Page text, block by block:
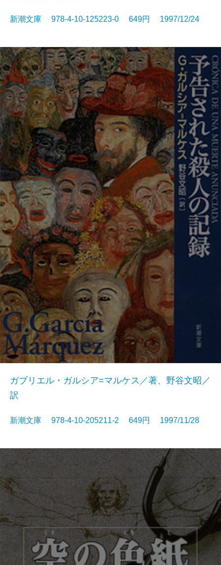
新潮文庫 978-4-10-125223-0 649円 1997/12/24
ガブリエル・ガルシア=マルケス／著、野谷文昭／
訳
新潮文庫 978-4-10-205211-2 649円 1997/11/28